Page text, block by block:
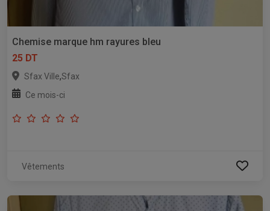
Chemise marque hm rayures bleu
25 DT
Sfax Ville,Sfax
Ce mois-ci
Vêtements